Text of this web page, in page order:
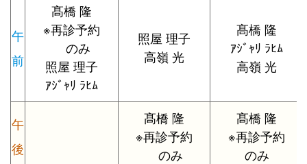
午
前
髙橋 隆
※再診予約
のみ
照屋 理子
ｱｼﾞｬﾘ ﾗﾋﾑ
照屋 理子
高嶺 光
髙橋 隆
ｱｼﾞｬﾘ ﾗﾋﾑ
高嶺 光
午
後
髙橋 隆
※再診予約
のみ
髙橋 隆
※再診予約
のみ